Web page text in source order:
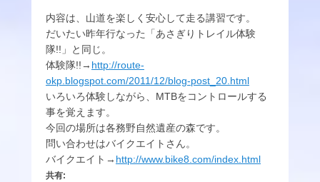
内容は、山道を楽しく安心して走る講習です。
だいたい昨年行なった「あさぎりトレイル体験
隊!!」と同じ。
体験隊!!→ http://route-
okp.blogspot.com/2011/12/blog-post_20.html
いろいろ体験しながら、MTBをコントロールする
事を覚えます。
今回の場所は各務野自然遺産の森です。
問い合わせはバイクエイトさん。
バイクエイト→ http://www.bike8.com/index.html
共有: